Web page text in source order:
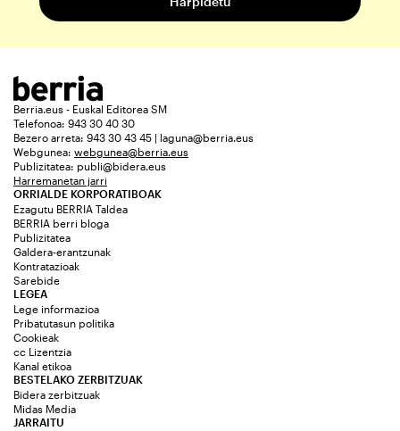
Berria.eus - Euskal Editorea SM
Telefonoa: 943 30 40 30
Bezero arreta: 943 30 43 45 | laguna@berria.eus
Webgunea: webgunea@berria.eus
Publizitatea: publi@bidera.eus
Harremanetan jarri
ORRIALDE KORPORATIBOAK
Ezagutu BERRIA Taldea
BERRIA berri bloga
Publizitatea
Galdera-erantzunak
Kontratazioak
Sarebide
JARRAITU
LEGEA
Lege informazioa
Pribatutasun politika
Cookieak
cc Lizentzia
Kanal etikoa
BESTELAKO ZERBITZUAK
Bidera zerbitzuak
Midas Media